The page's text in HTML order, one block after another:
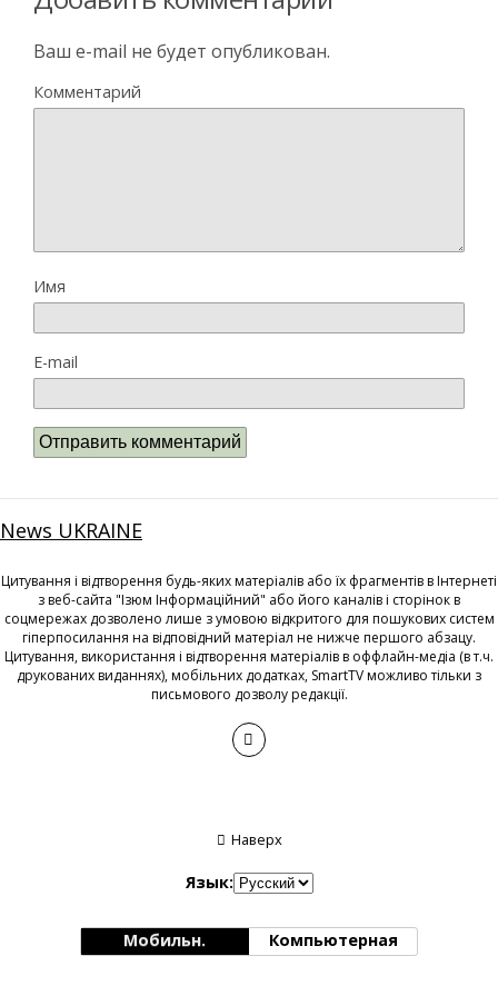
Ваш e-mail не будет опубликован.
Комментарий
Имя
E-mail
News UKRAINE
Цитування і відтворення будь-яких матеріалів або їх фрагментів в Інтернеті
з веб-сайта "Ізюм Інформаційний" або його каналів і сторінок в
соцмережах дозволено лише з умовою відкритого для пошукових систем
гіперпосилання на відповідний матеріал не нижче першого абзацу.
Цитування, використання і відтворення матеріалів в оффлайн-медіа (в т.ч.
друкованих виданнях), мобільних додатках, SmartTV можливо тільки з
письмового дозволу редакції.
Наверх
Язык:
Мобильн. Компьютерная